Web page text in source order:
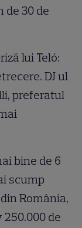
de 30 de
lui Teló:
DJ ul
preferatul
bine de 6
scump
România,
de